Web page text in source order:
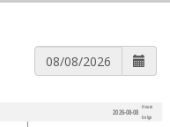
2026-08-08
Heure
belge